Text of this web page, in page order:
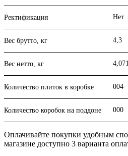
Ректификация Нет
Вес брутто, кг 4,3
Вес нетто, кг 4,071
Количество плиток в коробке 004
Количество коробок на поддоне 000
Оплачивайте покупки удобным
магазине доступно 3 варианта